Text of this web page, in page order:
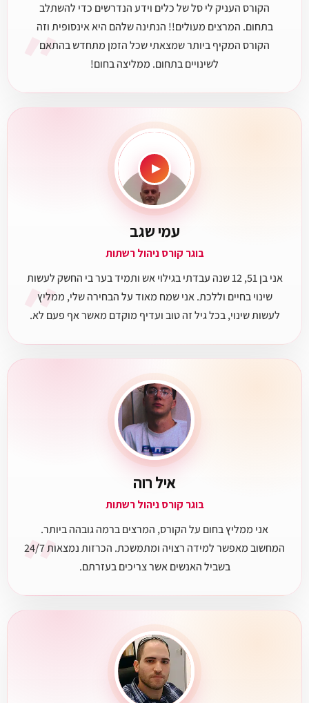
״
הקורס העניק לי סל של כלים וידע הנדרשים כדי להשתלב
בתחום. המרצים מעולים!! הנתינה שלהם היא אינסופית וזה
הקורס המקיף ביותר שמצאתי שכל הזמן מתחדש בהתאם
לשינויים בתחום. ממליצה בחום!
״
▶
עמי שגב
בוגר קורס ניהול רשתות
אני בן 51, 12 שנה עבדתי בגילוי אש ותמיד בער בי החשק לעשות
שינוי בחיים וללכת. אני שמח מאוד על הבחירה שלי, ממליץ
לעשות שינוי, בכל גיל זה טוב ועדיף מוקדם מאשר אף פעם לא.
״
איל רוה
בוגר קורס ניהול רשתות
אני ממליץ בחום על הקורס, המרצים ברמה גובהה ביותר.
המחשוב מאפשר למידה רצויה ומתמשכת. הכרזות נמצאות 24/7
בשביל האנשים אשר צריכים בעזרתם.